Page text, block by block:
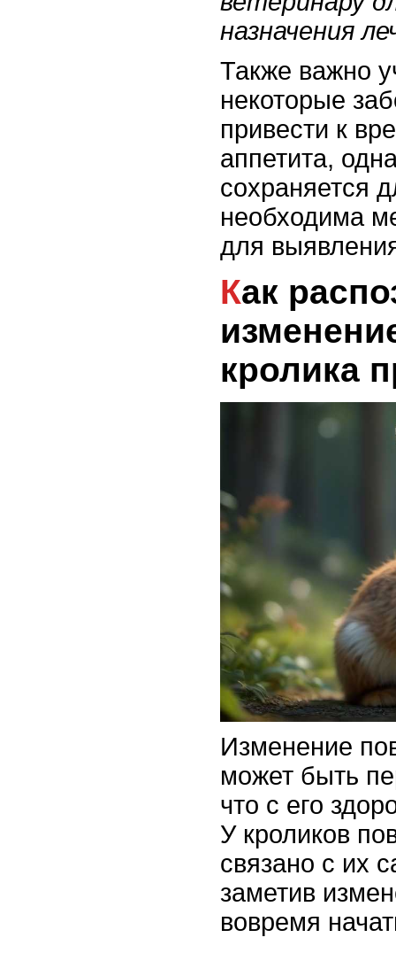
назначения
Также важно
некоторые
привести к
аппетита,
сохраняется
необходима
для
Как распознать
кролика
Изменение
может быть
что с его
У кроликов
связано с их
заметив
вовремя